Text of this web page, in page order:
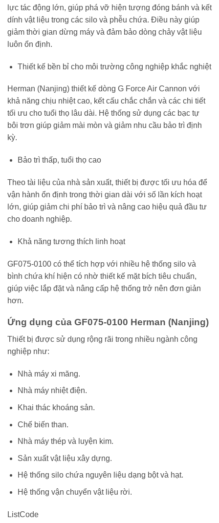
lực tác động lớn, giúp phá vỡ hiện tượng đóng bánh và kết
dính vật liệu trong các silo và phễu chứa. Điều này giúp
giảm thời gian dừng máy và đảm bảo dòng chảy vật liệu
luôn ổn định.
Thiết kế bền bỉ cho môi trường công nghiệp khắc nghiệt
Herman (Nanjing) thiết kế dòng G Force Air Cannon với
khả năng chịu nhiệt cao, kết cấu chắc chắn và các chi tiết
tối ưu cho tuổi thọ lâu dài. Hệ thống sử dụng các bạc tự
bôi trơn giúp giảm mài mòn và giảm nhu cầu bảo trì định
kỳ.
Bảo trì thấp, tuổi thọ cao
Theo tài liệu của nhà sản xuất, thiết bị được tối ưu hóa để
vận hành ổn định trong thời gian dài với số lần kích hoạt
lớn, giúp giảm chi phí bảo trì và nâng cao hiệu quả đầu tư
cho doanh nghiệp.
Khả năng tương thích linh hoạt
GF075-0100 có thể tích hợp với nhiều hệ thống silo và
bình chứa khí hiện có nhờ thiết kế mặt bích tiêu chuẩn,
giúp việc lắp đặt và nâng cấp hệ thống trở nên đơn giản
hơn.
Ứng dụng của GF075-0100 Herman (Nanjing)
Thiết bị được sử dụng rộng rãi trong nhiều ngành công
nghiệp như:
Nhà máy xi măng.
Nhà máy nhiệt điện.
Khai thác khoáng sản.
Chế biến than.
Nhà máy thép và luyện kim.
Sản xuất vật liệu xây dựng.
Hệ thống silo chứa nguyên liệu dạng bột và hạt.
Hệ thống vận chuyển vật liệu rời.
ListCode